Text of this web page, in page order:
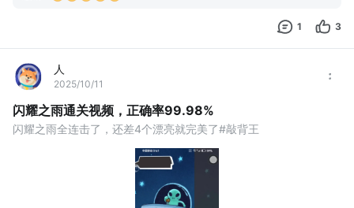
1 3
人
2025/10/11
闪耀之雨通关视频，正确率99.98%
闪耀之雨全连击了，还差4个漂亮就完美了#敲背王